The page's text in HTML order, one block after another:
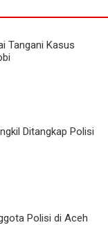
Tangani Kasus
Ditangkap Polisi
Polisi di Aceh